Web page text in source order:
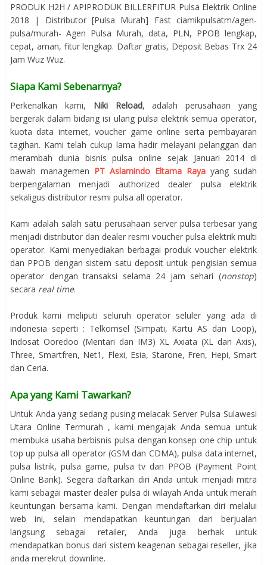
PRODUK H2H / APIPRODUK BILLERFITUR Pulsa Elektrik Online
2018 | Distributor [Pulsa Murah] Fast‎ ciamikpulsatm/agen-
pulsa/murah-‎ Agen Pulsa Murah, data, PLN, PPOB lengkap,
cepat, aman, fitur lengkap. Daftar gratis, Deposit Bebas Trx 24
Jam Wuz Wuz.
Siapa Kami Sebenarnya?
Perkenalkan kami, Niki Reload, adalah perusahaan yang
bergerak dalam bidang isi ulang pulsa elektrik semua operator,
kuota data internet, voucher game online serta pembayaran
tagihan. Kami telah cukup lama hadir melayani pelanggan dan
merambah dunia bisnis pulsa online sejak Januari 2014 di
bawah managemen PT Aslamindo Eltama Raya yang sudah
berpengalaman menjadi authorized dealer pulsa elektrik
sekaligus distributor resmi pulsa all operator.
Kami adalah salah satu perusahaan server pulsa terbesar yang
menjadi distributor dan dealer resmi voucher pulsa elektrik multi
operator. Kami menyediakan berbagai produk voucher elektrik
dan PPOB dengan sistem satu deposit untuk pengisian semua
operator dengan transaksi selama 24 jam sehari (nonstop)
secara real time.
Produk kami meliputi seluruh operator seluler yang ada di
indonesia seperti : Telkomsel (Simpati, Kartu AS dan Loop),
Indosat Ooredoo (Mentari dan IM3) XL Axiata (XL dan Axis),
Three, Smartfren, Net1, Flexi, Esia, Starone, Fren, Hepi, Smart
dan Ceria.
Apa yang Kami Tawarkan?
Untuk Anda yang sedang pusing melacak Server Pulsa Sulawesi
Utara Online Termurah , kami mengajak Anda semua untuk
membuka usaha berbisnis pulsa dengan konsep one chip untuk
top up pulsa all operator (GSM dan CDMA), pulsa data internet,
pulsa listrik, pulsa game, pulsa tv dan PPOB (Payment Point
Online Bank). Segera daftarkan diri Anda untuk menjadi mitra
kami sebagai master dealer pulsa di wilayah Anda untuk meraih
keuntungan bersama kami. Dengan mendaftarkan diri melalui
web ini, selain mendapatkan keuntungan dari berjualan
langsung sebagai retailer, Anda juga berhak untuk
mendapatkan bonus dari sistem keagenan sebagai reseller, jika
anda merekrut downline.